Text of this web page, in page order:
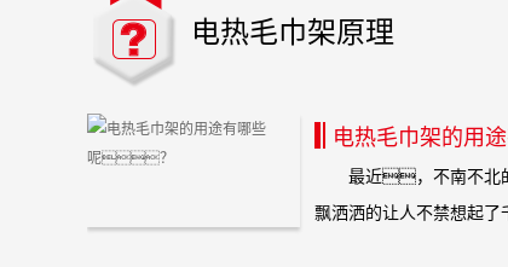
电热毛巾架原理
电热毛巾架的
最近，不南不北
飘洒洒的让人不禁想起